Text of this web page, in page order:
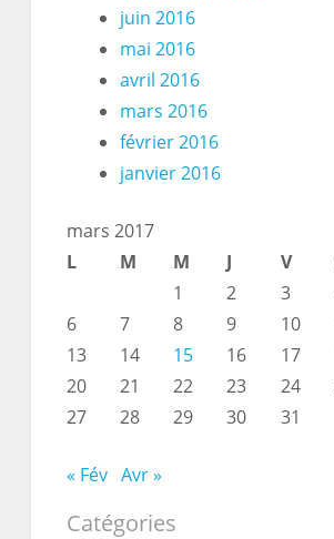
juin 2016
mai 2016
avril 2016
mars 2016
février 2016
janvier 2016
mars 2017
L
M M J V
1
2 3
6
7 8 9 10
13
14 15 16 17
20
21 22 23 24
27
28 29 30 31
« Fév Avr »
Catégories